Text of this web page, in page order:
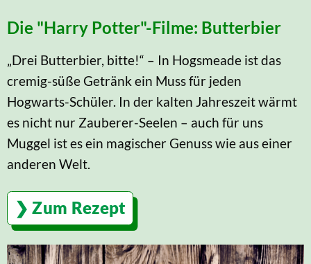
Die "Harry Potter"-Filme: Butterbier
„Drei Butterbier, bitte!“ – In Hogsmeade ist das
cremig-süße Getränk ein Muss für jeden
Hogwarts-Schüler. In der kalten Jahreszeit wärmt
es nicht nur Zauberer-Seelen – auch für uns
Muggel ist es ein magischer Genuss wie aus einer
anderen Welt.
Zum Rezept